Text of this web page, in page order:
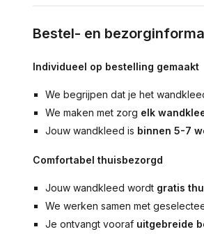
Bestel- en
Individueel op bestelling gemaakt
We begrijpen dat je het
We maken met zorg elk
Jouw wandkleed is binnen 5-7
Comfortabel thuisbezorgd
Jouw wandkleed wordt gratis
We werken samen met
Je ontvangt vooraf uitgebreide